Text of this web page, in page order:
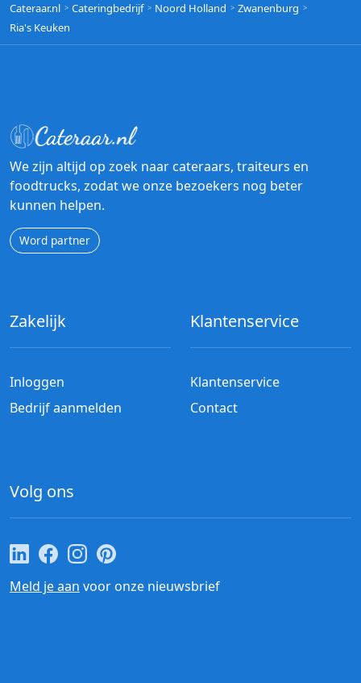
Cateraar.nl Cateringbedrijf Noord Holland
Zwanenburg
Ria's Keuken
We zijn altijd op zoek naar cateraars, traiteurs en
foodtrucks, zodat we onze bezoekers nog beter
kunnen helpen.
Word partner
Zakelijk
Inloggen
Bedrijf aanmelden
Klantenservice
Klantenservice
Contact
Volg ons
Cateraar.nl op LinkedIn
Cateraar.nl op Facebook
Cateraar.nl op Instagram
Cateraar.nl op Pinterest
Meld je aan voor onze nieuwsbrief